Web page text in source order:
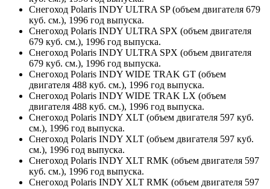
Снегоход Polaris INDY ULTRA SP (объем двигателя 679
куб. см.), 1996 год выпуска.
Снегоход Polaris INDY ULTRA SPX (объем двигателя
679 куб. см.), 1996 год выпуска.
Снегоход Polaris INDY ULTRA SPX (объем двигателя
679 куб. см.), 1996 год выпуска.
Снегоход Polaris INDY WIDE TRAK GT (объем
двигателя 488 куб. см.), 1996 год выпуска.
Снегоход Polaris INDY WIDE TRAK LX (объем
двигателя 488 куб. см.), 1996 год выпуска.
Снегоход Polaris INDY XLT (объем двигателя 597 куб.
см.), 1996 год выпуска.
Снегоход Polaris INDY XLT (объем двигателя 597 куб.
см.), 1996 год выпуска.
Снегоход Polaris INDY XLT RMK (объем двигателя 597
куб. см.), 1996 год выпуска.
Снегоход Polaris INDY XLT RMK (объем двигателя 597